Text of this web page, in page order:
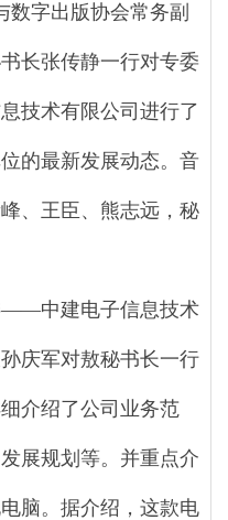
数字出版协会常务副
长张传静一行对专委
技术有限公司进行了
的最新发展动态。音
、王臣、熊志远，秘
——中建电子信息技术
庆军对敖秘书长一行
介绍了公司业务范
展规划等。并重点介
脑。据介绍，这款电